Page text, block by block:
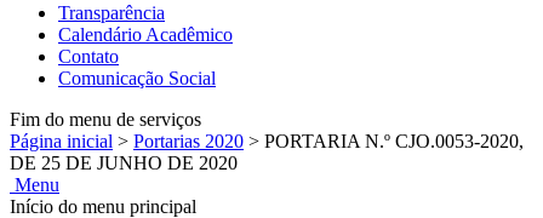
Transparência
Calendário Acadêmico
Contato
Comunicação Social
Fim do menu de serviços
Página inicial > Portarias 2020 > PORTARIA N.º CJO.0053-2020,
DE 25 DE JUNHO DE 2020
Menu
Início do menu principal